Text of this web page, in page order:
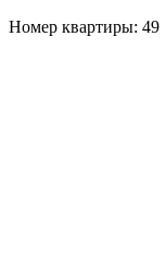
Номер квартиры: 49